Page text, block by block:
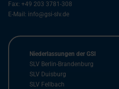
Fax: +49 203 3781-308
E-Mail: info@gsi-slv.de
Niederlassungen der GSI
SLV Berlin-Brandenburg
SLV Duisburg
SLV Fellbach